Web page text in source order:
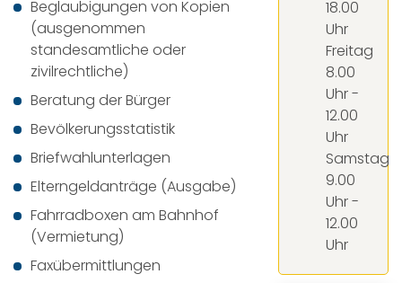
Beglaubigungen von Kopien
(ausgenommen
standesamtliche oder
zivilrechtliche)
Beratung der Bürger
Bevölkerungsstatistik
Briefwahlunterlagen
Elterngeldanträge (Ausgabe)
Fahrradboxen am Bahnhof
(Vermietung)
Faxübermittlungen
18.00
Uhr
Freitag
8.00
Uhr -
12.00
Uhr
Samstag
9.00
Uhr -
12.00
Uhr